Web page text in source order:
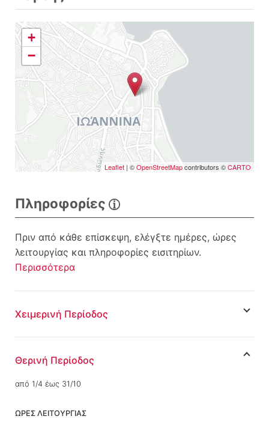
+
−
Leaflet | ©OpenStreetMapcontributors ©CARTO
Πληροφορίες
Πριν από κάθε επίσκεψη, ελέγξτε ημέρες, ώρες
λειτουργίας και πληροφορίες εισιτηρίων.
Περισσότερα
Χειμερινή Περίοδος
Θερινή Περίοδος
από 1/4 έως 31/10
ΩΡΕΣ ΛΕΙΤΟΥΡΓΙΑΣ